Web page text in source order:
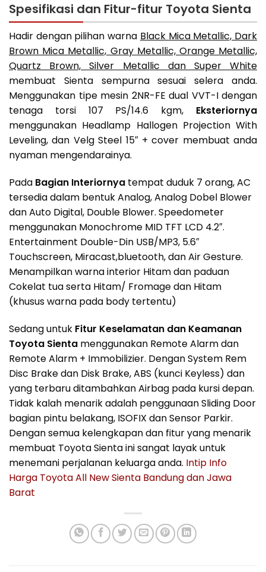
Spesifikasi dan Fitur-fitur Toyota Sienta
Hadir dengan pilihan warna Black Mica Metallic, Dark
Brown Mica Metallic, Gray Metallic, Orange Metallic,
Quartz Brown, Silver Metallic dan Super White
membuat Sienta sempurna sesuai selera anda.
Menggunakan tipe mesin 2NR-FE dual VVT-I dengan
tenaga torsi 107 PS/14.6 kgm, Eksteriornya
menggunakan Headlamp Hallogen Projection With
Leveling, dan Velg Steel 15″ + cover membuat anda
nyaman mengendarainya.
Pada Bagian Interiornya tempat duduk 7 orang, AC
tersedia dalam bentuk Analog, Analog Dobel Blower
dan Auto Digital, Double Blower. Speedometer
menggunakan Monochrome MID TFT LCD 4.2″.
Entertainment Double-Din USB/MP3, 5.6″
Touchscreen, Miracast,bluetooth, dan Air Gesture.
Menampilkan warna interior Hitam dan paduan
Cokelat tua serta Hitam/ Fromage dan Hitam
(khusus warna pada body tertentu)
Sedang untuk Fitur Keselamatan dan Keamanan
Toyota Sienta menggunakan Remote Alarm dan
Remote Alarm + Immobilizier. Dengan System Rem
Disc Brake dan Disk Brake, ABS (kunci Keyless) dan
yang terbaru ditambahkan Airbag pada kursi depan.
Tidak kalah menarik adalah penggunaan Sliding Door
bagian pintu belakang, ISOFIX dan Sensor Parkir.
Dengan semua kelengkapan dan fitur yang menarik
membuat Toyota Sienta ini sangat layak untuk
menemani perjalanan keluarga anda. Intip Info
Harga Toyota All New Sienta Bandung dan Jawa
Barat